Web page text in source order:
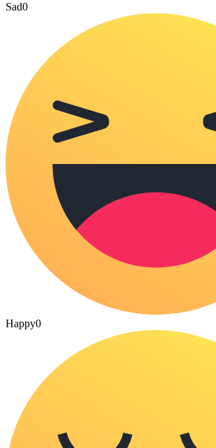
Sad0
Happy0